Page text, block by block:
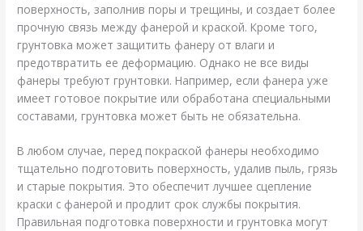
поверхность, заполнив поры и трещины, и создает более
прочную связь между фанерой и краской. Кроме того,
грунтовка может защитить фанеру от влаги и
предотвратить ее деформацию. Однако не все виды
фанеры требуют грунтовки. Например, если фанера уже
имеет готовое покрытие или обработана специальными
составами, грунтовка может быть не обязательна.
В любом случае, перед покраской фанеры необходимо
тщательно подготовить поверхность, удалив пыль, грязь
и старые покрытия. Это обеспечит лучшее сцепление
краски с фанерой и продлит срок службы покрытия.
Правильная подготовка поверхности и грунтовка могут